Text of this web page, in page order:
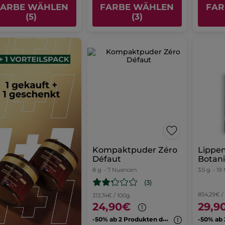
WÄHLEN
(5)
FARBE WÄHLEN
(3)
Kompaktpuder Zéro
Défaut
8 g - 7 Nuancen
(3)
313,74€ / 100g
24,90€
-
50% ab 2 Produkten deiner Wahl
3.5 g - 19
854,29€ /